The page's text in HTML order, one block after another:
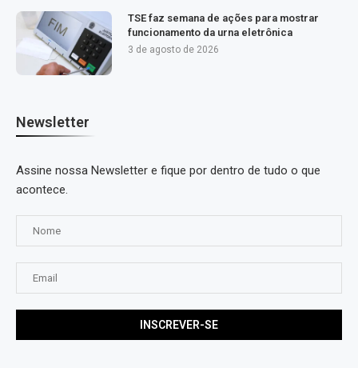
TSE faz semana de ações para mostrar
funcionamento da urna eletrônica
3 de agosto de 2026
Newsletter
Assine nossa Newsletter e fique por dentro de tudo o que
acontece.